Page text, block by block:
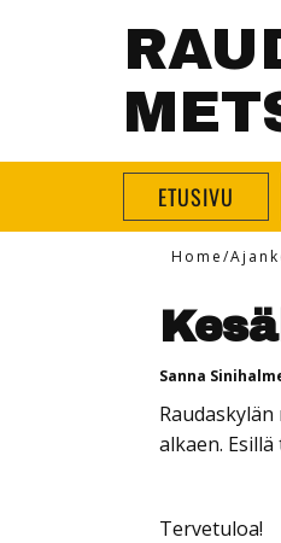
ETUSIVU
Home/
Sanna
alkaen.
Tervetuloa!